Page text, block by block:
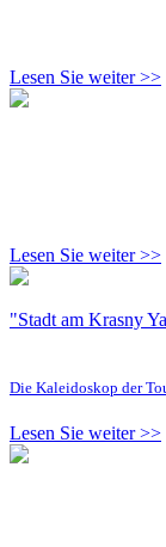
Lesen Sie weiter >>
Lesen Sie weiter >>
"Stadt am Krasny
Die Kaleidoskop der
Lesen Sie weiter >>